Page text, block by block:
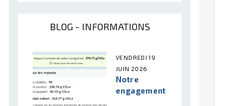
BLOG - INFORMATIONS
VENDREDI 19
JUIN 2026
Notre
engagement